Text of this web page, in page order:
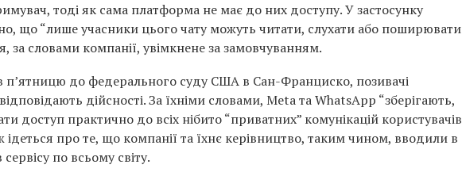
тоді як сама платформа не має до них доступу. У застосунку
що “лише учасники цього чату можуть читати, слухати або поширювати
словами компанії, увімкнене за замовчуванням.
п’ятницю до федерального суду США в Сан-Франциско, позивачі
дійсності. За їхніми словами, Meta та WhatsApp “зберігають,
доступ практично до всіх нібито “приватних” комунікацій користувачів
ідеться про те, що компанії та їхнє керівництво, таким чином, вводили в
по всьому світу.